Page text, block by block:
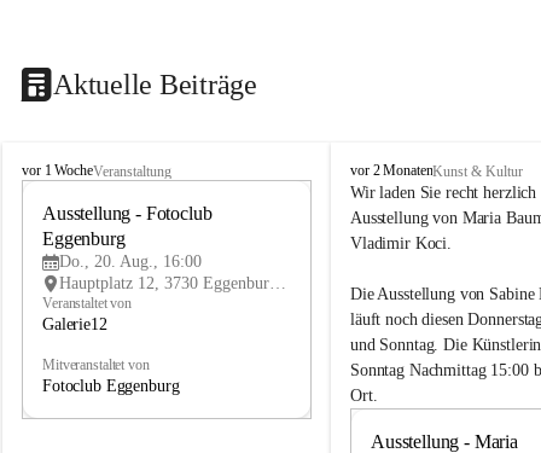
Aktuelle Beiträge
G
vor 1 WocheVeranstaltung
Ausstellung - Fotoclub
Eggenburg
Do., 20. Aug., 16:00
Hauptplatz 12, 3730 Eggenburg, AUT
Veranstaltet von
Galerie12
Mitveranstaltet von
Fotoclub Eggenburg
G
a
l
e
e
2
1
vor 2 MonatenKunst & Kultur
Wir laden Sie recht
Ausstellung von Maria
Vladimir Koci.
Die Ausstellung von
läuft noch diesen
und Sonntag. Die
Sonntag Nachmittag 15:00
Ort.
Ausstellung - Maria